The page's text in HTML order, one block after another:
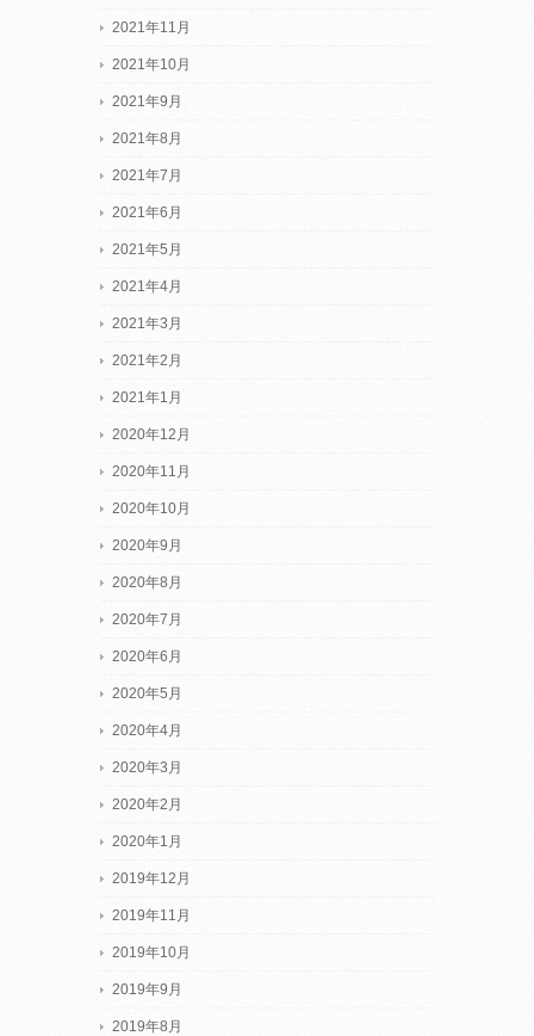
2021年11月
2021年10月
2021年9月
2021年8月
2021年7月
2021年6月
2021年5月
2021年4月
2021年3月
2021年2月
2021年1月
2020年12月
2020年11月
2020年10月
2020年9月
2020年8月
2020年7月
2020年6月
2020年5月
2020年4月
2020年3月
2020年2月
2020年1月
2019年12月
2019年11月
2019年10月
2019年9月
2019年8月